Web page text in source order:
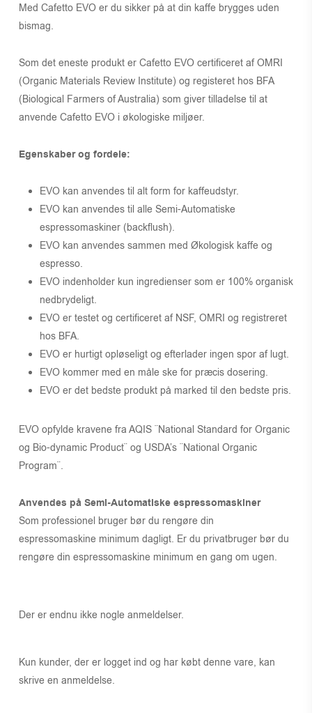
Med Cafetto EVO er du sikker på at din kaffe brygges uden
bismag.
Som det eneste produkt er Cafetto EVO certificeret af OMRI
(Organic Materials Review Institute) og registeret hos BFA
(Biological Farmers of Australia) som giver tilladelse til at
anvende Cafetto EVO i økologiske miljøer.
Egenskaber og fordele:
EVO kan anvendes til alt form for kaffeudstyr.
EVO kan anvendes til alle Semi-Automatiske
espressomaskiner (backflush).
EVO kan anvendes sammen med Økologisk kaffe og
espresso.
EVO indenholder kun ingredienser som er 100% organisk
nedbrydeligt.
EVO er testet og certificeret af NSF, OMRI og registreret
hos BFA.
EVO er hurtigt opløseligt og efterlader ingen spor af lugt.
EVO kommer med en måle ske for præcis dosering.
EVO er det bedste produkt på marked til den bedste pris.
EVO opfylde kravene fra AQIS ¨National Standard for Organic
og Bio-dynamic Product¨ og USDA’s ¨National Organic
Program¨.
Anvendes på Semi-Automatiske espressomaskiner
Som professionel bruger bør du rengøre din
espressomaskine minimum dagligt. Er du privatbruger bør du
rengøre din espressomaskine minimum en gang om ugen.
Der er endnu ikke nogle anmeldelser.
Kun kunder, der er logget ind og har købt denne vare, kan
skrive en anmeldelse.